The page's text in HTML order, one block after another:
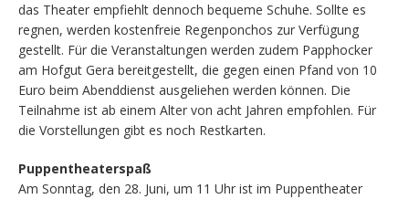
das Theater empfiehlt dennoch bequeme Schuhe. Sollte es
regnen, werden kostenfreie Regenponchos zur Verfügung
gestellt. Für die Veranstaltungen werden zudem Papphocker
am Hofgut Gera bereitgestellt, die gegen einen Pfand von 10
Euro beim Abenddienst ausgeliehen werden können. Die
Teilnahme ist ab einem Alter von acht Jahren empfohlen. Für
die Vorstellungen gibt es noch Restkarten.
Puppentheaterspaß
Am Sonntag, den 28. Juni, um 11 Uhr ist im Puppentheater